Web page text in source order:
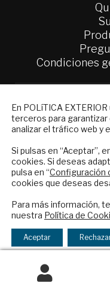
Condiciones
Informe
© 2026 -
Exterior. Todos
Legal|Política
Buscar
Financiado por el
Recuperación,
En POLíTICA
terceros para
analizar el tráfico web y
Si pulsas en “Aceptar”,
cookies. Si deseas
pulsa en “Configuración
cookies que deseas
Para más información,
nuestra Política de
Aceptar
Suscríbase a
reciba en su
internacional en
Checkbox
acepto
la
política
de
política de